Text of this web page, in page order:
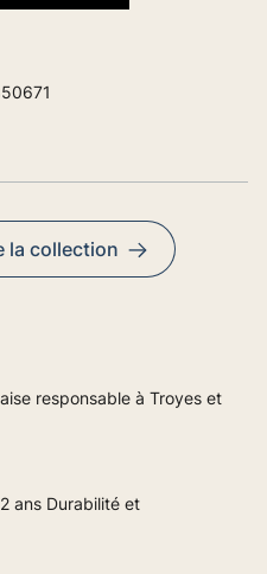
la collection
responsable à Troyes et
ans Durabilité et